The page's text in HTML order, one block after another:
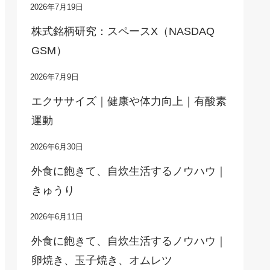
2026年7月19日
株式銘柄研究：スペースX（NASDAQ
GSM）
2026年7月9日
エクササイズ｜健康や体力向上｜有酸素
運動
2026年6月30日
外食に飽きて、自炊生活するノウハウ｜
きゅうり
2026年6月11日
外食に飽きて、自炊生活するノウハウ｜
卵焼き、玉子焼き、オムレツ